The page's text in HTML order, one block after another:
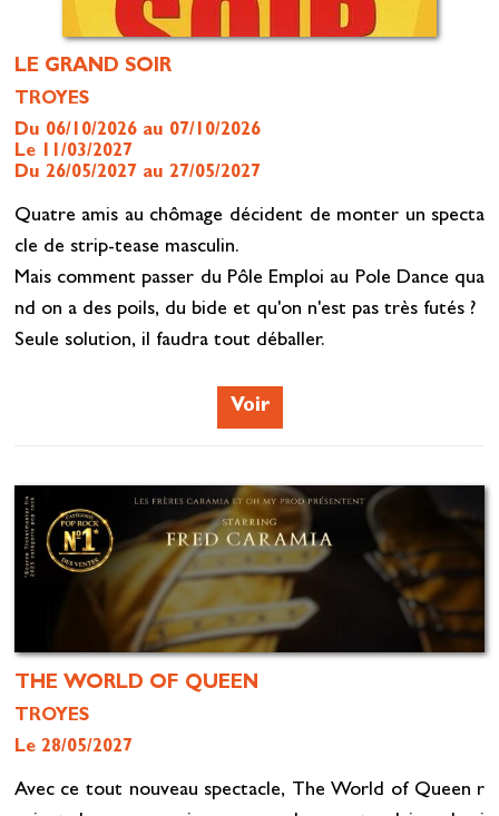
LE GRAND SOIR
TROYES
Du 06/10/2026 au 07/10/2026
Le 11/03/2027
Du 26/05/2027 au 27/05/2027
Quatre amis au chômage décident de monter un specta
cle de strip-tease masculin.
Mais comment passer du Pôle Emploi au Pole Dance qua
nd on a des poils, du bide et qu'on n'est pas très futés ?
Seule solution, il faudra tout déballer.
Voir
THE WORLD OF QUEEN
TROYES
Le 28/05/2027
Avec ce tout nouveau spectacle, The World of Queen r